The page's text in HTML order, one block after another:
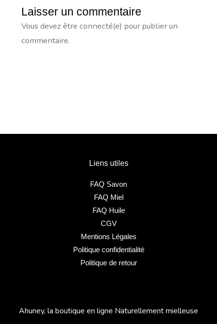
Laisser un commentaire
Vous devez être connecté(e) pour publier un
commentaire.
Ahuney, la boutique en ligne Naturellement mielleuse
Liens utiles
FAQ Savon
FAQ Miel
FAQ Huile
CGV
Mentions Légales
Politique confidentialité
Politique de retour